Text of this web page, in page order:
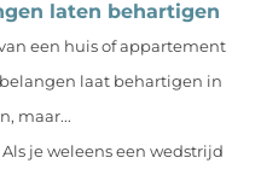
laten behartigen
een huis of appartement
laat behartigen in
maar...
Als je weleens een wedstrijd